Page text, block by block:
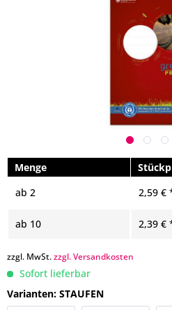
Menge
ab 2 2,59 €
ab 10 2,39 €
zzgl. MwSt.zzgl. Versandkosten
Sofort lieferbar
Varianten: STAUFEN